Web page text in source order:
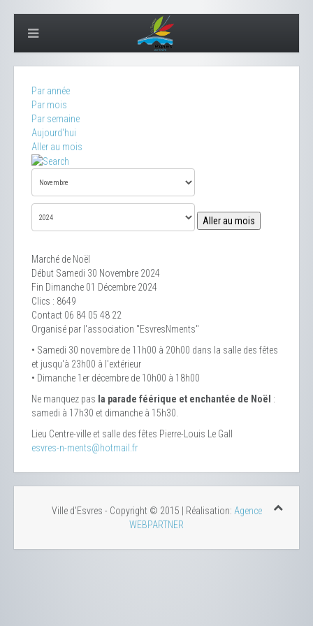
Par année
Par mois
Par semaine
Aujourd'hui
Aller au mois
Aller au mois
Marché de Noël
Début Samedi 30 Novembre 2024
Fin Dimanche 01 Décembre 2024
Clics : 8649
Contact 06 84 05 48 22
Organisé par l'association "EsvresNments"
• Samedi 30 novembre de 11h00 à 20h00 dans la salle des fêtes
et jusqu'à 23h00 à l'extérieur
• Dimanche 1er décembre de 10h00 à 18h00
Ne manquez pas la parade féérique et enchantée de Noël :
samedi à 17h30 et dimanche à 15h30.
Lieu Centre-ville et salle des fêtes Pierre-Louis Le Gall
esvres-n-ments@hotmail.fr
Ville d'Esvres - Copyright © 2015 | Réalisation: Agence
WEBPARTNER